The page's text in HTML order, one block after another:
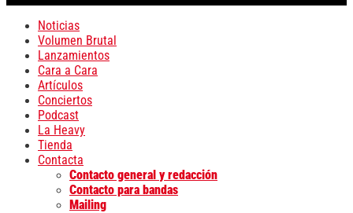
Noticias
Volumen Brutal
Lanzamientos
Cara a Cara
Artículos
Conciertos
Podcast
La Heavy
Tienda
Contacta
Contacto general y redacción
Contacto para bandas
Mailing